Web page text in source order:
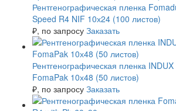
Рентгенографическая пленка
Speed R4 NIF 10х24 (100 листов)
₽, по запросу Заказать
Рентгенографическая пленка
FomaPak 10х48 (50 листов)
₽, по запросу Заказать